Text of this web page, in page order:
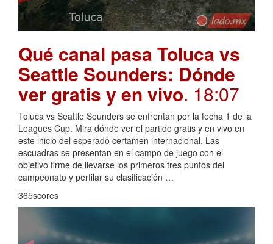
Qué canal pasa Toluca vs
Seattle Sounders: Dónde
ver gratis y en vivo. 18:07
Toluca vs Seattle Sounders se enfrentan por la fecha 1 de la
Leagues Cup. Mira dónde ver el partido gratis y en vivo en
este inicio del esperado certamen internacional. Las
escuadras se presentan en el campo de juego con el
objetivo firme de llevarse los primeros tres puntos del
campeonato y perfilar su clasificación …
365scores